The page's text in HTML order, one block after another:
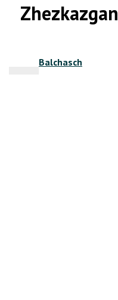
Zhezkazgan
Balchasch